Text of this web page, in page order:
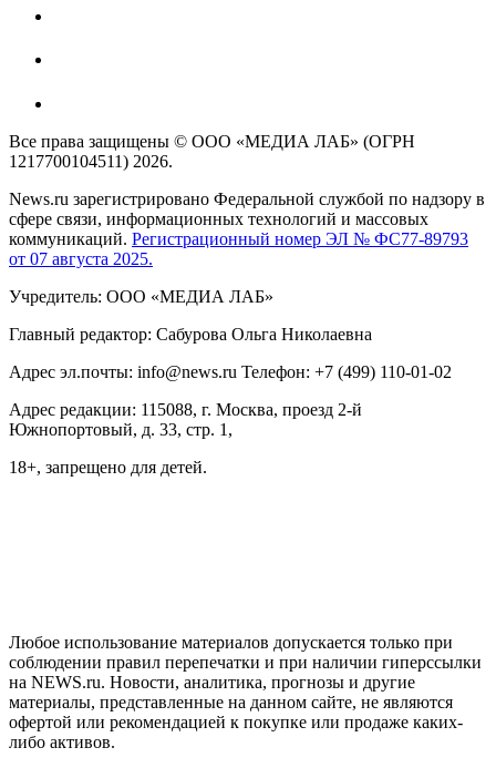
Все права защищены © ООО «МЕДИА ЛАБ» (ОГРН
1217700104511) 2026.
News.ru зарегистрировано Федеральной службой по надзору в
сфере связи, информационных технологий и массовых
коммуникаций. Регистрационный номер ЭЛ № ФС77-89793
от 07 августа 2025.
Учредитель: ООО «МЕДИА ЛАБ»
Главный редактор: Сабурова Ольга Николаевна
Адрес эл.почты: info@news.ru Телефон: +7 (499) 110-01-02
Адрес редакции: 115088, г. Москва, проезд 2-й
Южнопортовый, д. 33, стр. 1,
18+, запрещено для детей.
Любое использование материалов допускается только при
соблюдении правил перепечатки и при наличии гиперссылки
на NEWS.ru. Новости, аналитика, прогнозы и другие
материалы, представленные на данном сайте, не являются
офертой или рекомендацией к покупке или продаже каких-
либо активов.